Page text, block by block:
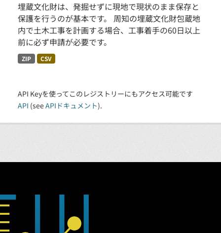
埋蔵文化財は、発掘せずに現地で現状のまま保存と
保護を行うのが基本です。 周知の埋蔵文化財包蔵地
内で土木工事を計画する場合、工事着手の60日以上
前に必ず申請が必要です。
ZIP CSV
API Keyを使ってこのレジストリーにもアクセス可能です
API (seeAPIドキュメント).